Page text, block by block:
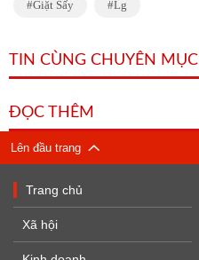
Giặt Sấy Lg
TIN CÙNG CHUYÊN MỤC
ĐỌC THÊM
Lên đầu trang
Trang chủ
Xã hội